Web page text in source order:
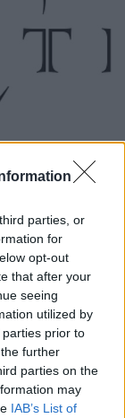
parties, or
for
opt-out
that after your
seeing
utilized by
prior to
further
parties on the
may
IAB’s List of
vendége a
ezúttal
elmúlt 28 év
koncertet
is hallgatható